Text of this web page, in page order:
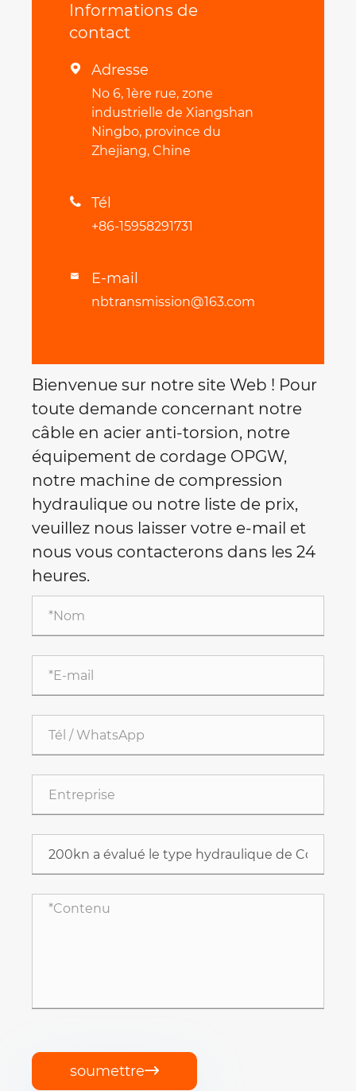
Informations de
contact
 Adresse
No 6, 1ère rue, zone
industrielle de Xiangshan
Ningbo, province du
Zhejiang, Chine
 Tél
+86-15958291731
 E-mail
nbtransmission@163.com
Bienvenue sur notre site Web ! Pour
toute demande concernant notre
câble en acier anti-torsion, notre
équipement de cordage OPGW,
notre machine de compression
hydraulique ou notre liste de prix,
veuillez nous laisser votre e-mail et
nous vous contacterons dans les 24
heures.
soumettre